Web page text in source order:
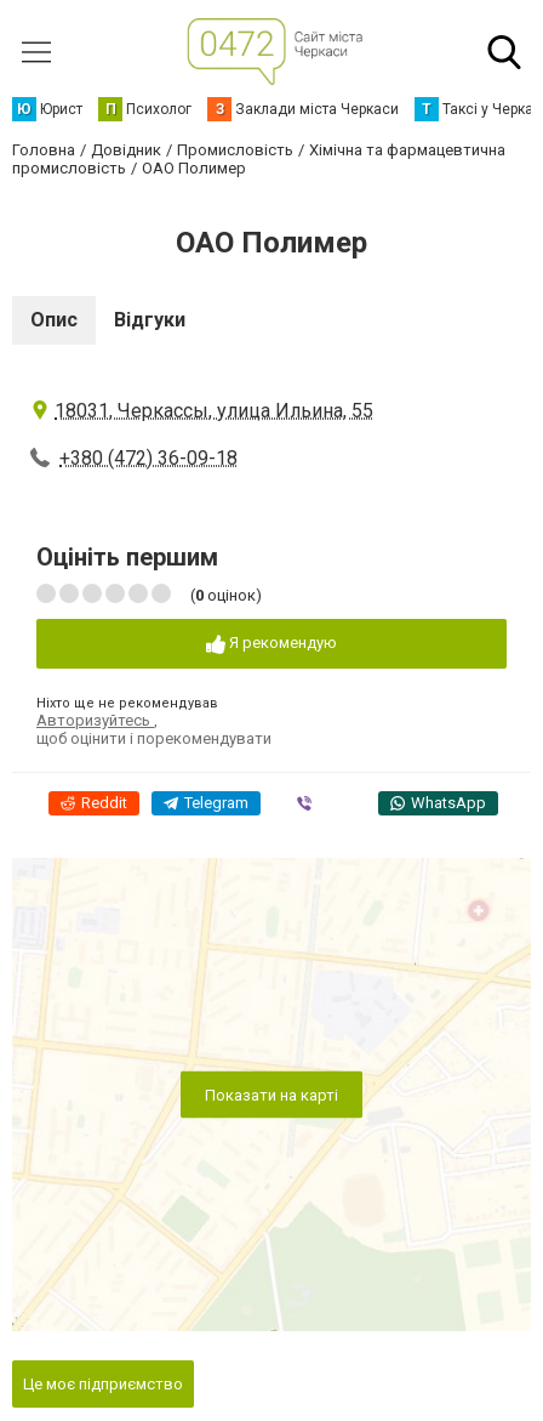
Ю Юрист П Психолог З Заклади міста Черкаси Т Таксі у
Головна Довідник Промисловість
Хімічна та фармацевтична
промисловість
ОАО Полимер
ОАО Полимер
Опис Відгуки
18031, Черкассы, улица Ильина, 55
+380 (472) 36-09-18
Оцініть першим
(0 оцінок)
Я рекомендую
Ніхто ще не рекомендував
Авторизуйтесь
щоб оцінити і порекомендувати
Reddit Telegram WhatsApp
Показати на карті
Це моє підприємство